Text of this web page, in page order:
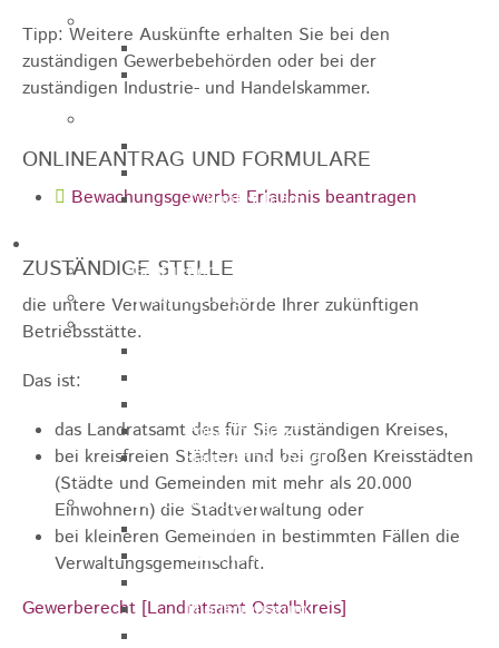
Wahlen
Wahlen Aktuell
Wahlinformation
Heubach gestalten
Online Beteiligung
Zukunfts Team
Gastgeber
Veranstaltungen
Museen & Sammlungen
Polizeimuseum
Haus Anna Vetter
Sehenswürdigkeiten
Rathaus
Blockturm
Miedermuseum
Tipp: Weitere Auskünfte erhalten Sie bei den
zuständigen Gewerbebehörden oder bei der
zuständigen Industrie- und Handelskammer.
ONLINEANTRAG UND FORMULARE
Bewachungsgewerbe Erlaubnis beantragen
ZUSTÄNDIGE STELLE
die untere Verwaltungsbehörde Ihrer zukünftigen
Betriebsstätte.
Das ist:
das Landratsamt des für Sie zuständigen Kreises,
bei kreisfreien Städten und bei großen Kreisstädten
(Städte und Gemeinden mit mehr als 20.000
Einwohnern) die Stadtverwaltung oder
bei kleineren Gemeinden in bestimmten Fällen die
Verwaltungsgemeinschaft.
Gewerberecht [Landratsamt Ostalbkreis]